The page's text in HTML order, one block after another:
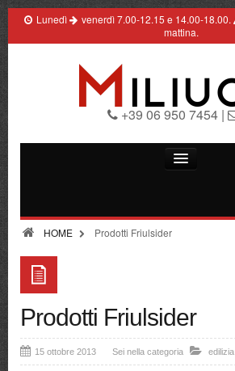
Lunedì venerdì 7.00-12.15 e 14.00-18.00.
mattina.
+39 06 950 7454 |
Elettroforniture
Ferramenta
Pittura
Termoidraulica
Contatti
HOME Prodotti Friulsider
Prodotti Friulsider
15 ottobre 2013 Sei nella categoria edilizia